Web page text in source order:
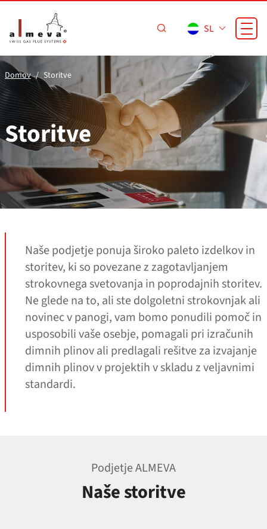
SL
Domov Storitve
Storitve
Naše podjetje ponuja široko paleto izdelkov in
storitev, ki so povezane z zagotavljanjem
strokovnega svetovanja in poprodajnih storitev.
Ne glede na to, ali ste dolgoletni strokovnjak ali
novinec v panogi, vam bomo ponudili pomoč in
usposobili vaše osebje, pomagali pri izračunih
dimnih plinov ali predlagali rešitve za izvajanje
dimnih plinov v projektih v skladu z veljavnimi
standardi.
Podjetje ALMEVA
Naše storitve